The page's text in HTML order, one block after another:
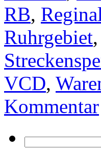
RB,
Ruhrgebiet,
VCD,
Kommentar